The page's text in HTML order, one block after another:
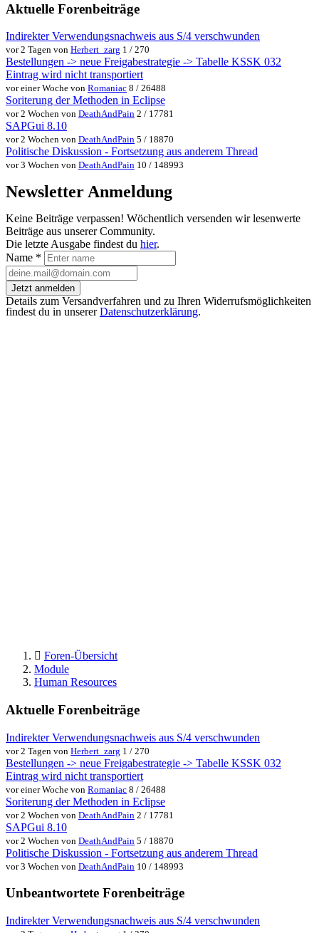
Aktuelle Forenbeiträge
Indirekter Verwendungsnachweis aus S/4 verschwunden
vor 2 Tagen von Herbert_zarg 1 / 270
Bestellungen -> neue Freigabestrategie -> Tabelle KSSK 032
Eintrag wird nicht transportiert
vor einer Woche von Romaniac 8 / 26488
Soriterung der Methoden in Eclipse
vor 2 Wochen von DeathAndPain 2 / 17781
SAPGui 8.10
vor 2 Wochen von DeathAndPain 5 / 18870
Politische Diskussion - Fortsetzung aus anderem Thread
vor 3 Wochen von DeathAndPain 10 / 148993
Newsletter Anmeldung
Keine Beiträge verpassen! Wöchentlich versenden wir lesenwerte
Beiträge aus unserer Community.
Die letzte Ausgabe findest du hier.
Name *
Jetzt anmelden
Details zum Versandverfahren und zu Ihren Widerrufsmöglichkeiten
findest du in unsererDatenschutzerklärung.
Foren-Übersicht
Module
Human Resources
Aktuelle Forenbeiträge
Indirekter Verwendungsnachweis aus S/4 verschwunden
vor 2 Tagen von Herbert_zarg 1 / 270
Bestellungen -> neue Freigabestrategie -> Tabelle KSSK 032
Eintrag wird nicht transportiert
vor einer Woche von Romaniac 8 / 26488
Soriterung der Methoden in Eclipse
vor 2 Wochen von DeathAndPain 2 / 17781
SAPGui 8.10
vor 2 Wochen von DeathAndPain 5 / 18870
Politische Diskussion - Fortsetzung aus anderem Thread
vor 3 Wochen von DeathAndPain 10 / 148993
Unbeantwortete Forenbeiträge
Indirekter Verwendungsnachweis aus S/4 verschwunden